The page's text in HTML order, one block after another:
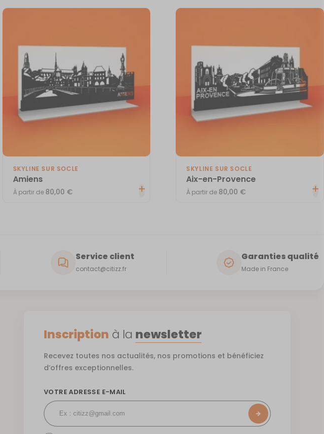
SKYLINE SUR SOCLE
Amiens
À partir de 80,00 €
SKYLINE SUR SOCLE
Aix-en-Provence
À partir de 80,00 €
Service client
contact@citizz.fr
Garanties qualité
Made in France
Inscription à la newsletter
Recevez toutes nos actualités, nos promotions et bénéficiez
d’offres exceptionnelles.
VOTRE ADRESSE E-MAIL